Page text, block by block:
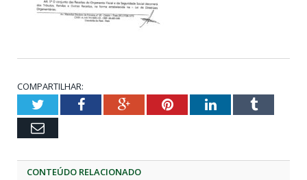
COMPARTILHAR:
TwitterFacebookGoogle+PinterestLinkedInTumblr
Email
CONTEÚDO RELACIONADO